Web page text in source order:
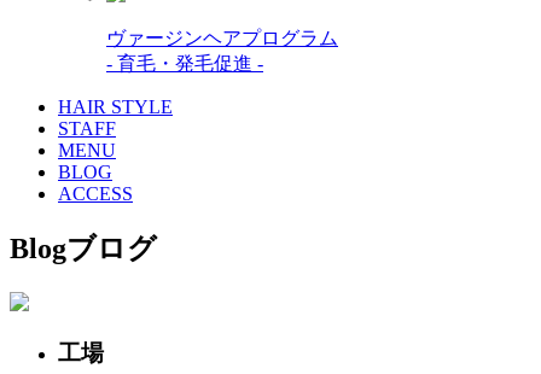
ヴァージンヘアプログラム
- 育毛・発毛促進 -
HAIR STYLE
STAFF
MENU
BLOG
ACCESS
Blogブログ
工場